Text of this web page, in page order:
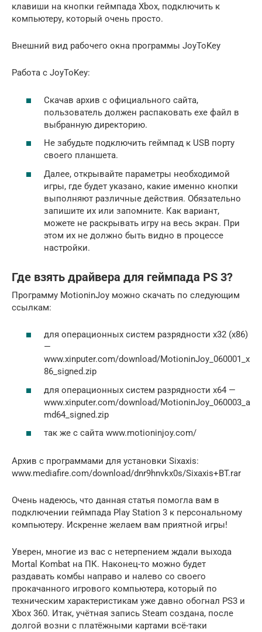
клавиши на кнопки геймпада Xbox, подключить к
компьютеру, который очень просто.
Внешний вид рабочего окна программы JoyToKey
Работа с JoyToKey:
Скачав архив с официального сайта,
пользователь должен распаковать exe файл в
выбранную директорию.
Не забудьте подключить геймпад к USB порту
своего планшета.
Далее, открывайте параметры необходимой
игры, где будет указано, какие именно кнопки
выполняют различные действия. Обязательно
запишите их или запомните. Как вариант,
можете не раскрывать игру на весь экран. При
этом их не должно быть видно в процессе
настройки.
Где взять драйвера для геймпада PS 3?
Программу MotioninJoy можно скачать по следующим
ссылкам:
для операционных систем разрядности x32 (x86)
—
www.xinputer.com/download/MotioninJoy_060001_x
86_signed.zip
для операционных систем разрядности x64 —
www.xinputer.com/download/MotioninJoy_060003_a
md64_signed.zip
так же с сайта www.motioninjoy.com/
Архив с программами для установки Sixaxis:
www.mediafire.com/download/dnr9hnvkx0s/Sixaxis+BT.rar
Очень надеюсь, что данная статья помогла вам в
подключении геймпада Play Station 3 к персональному
компьютеру. Искренне желаем вам приятной игры!
Уверен, многие из вас с нетерпением ждали выхода
Mortal Kombat на ПК. Наконец-то можно будет
раздавать комбы направо и налево со своего
прокачанного игрового компьютера, который по
техническим характеристикам уже давно обогнал PS3 и
Xbox 360. Итак, учётная запись Steam создана, после
долгой возни с платёжными картами всё-таки